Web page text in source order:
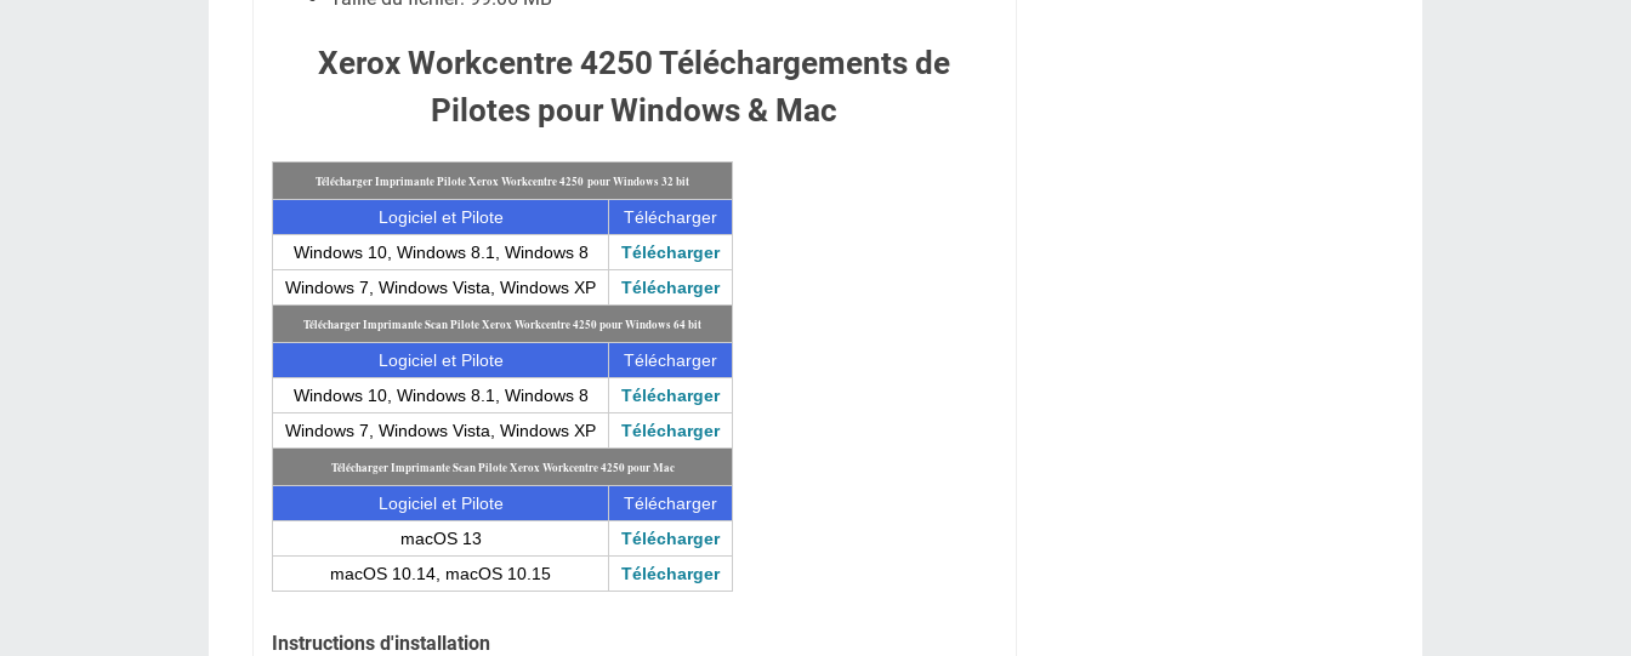
Xerox Workcentre 4250 Téléchargements de
Pilotes pour Windows & Mac
Télécharger Imprimante Pilote Xerox Workcentre 4250 pour Windows 32 bit
Logiciel et Pilote
Télécharger
Windows 10, Windows 8.1, Windows 8
Télécharger
Windows 7, Windows Vista, Windows XP
Télécharger
Télécharger Imprimante Scan Pilote Xerox Workcentre 4250 pour Windows 64 bit
Logiciel et Pilote
Télécharger
Windows 10, Windows 8.1, Windows 8
Télécharger
Windows 7, Windows Vista, Windows XP
Télécharger
Télécharger Imprimante Scan Pilote Xerox Workcentre 4250 pour Mac
Logiciel et Pilote
Télécharger
macOS 13
Télécharger
macOS 10.14, macOS 10.15
Télécharger
Instructions d'installation